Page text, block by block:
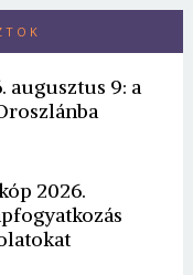
augusztus 9: a
2026.